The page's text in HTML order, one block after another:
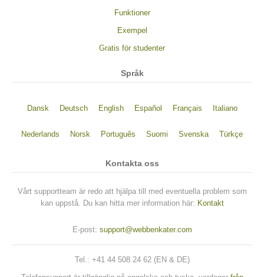
Funktioner
Exempel
Gratis för studenter
Språk
Dansk Deutsch English Español Français Italiano
Nederlands Norsk Português Suomi Svenska Türkçe
Kontakta oss
Vårt supportteam är redo att hjälpa till med eventuella problem som
kan uppstå. Du kan hitta mer information här: Kontakt
E-post: support@webbenkater.com
Tel.: +41 44 508 24 62 (EN & DE)